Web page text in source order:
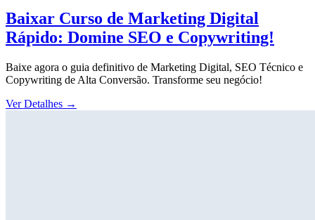
Baixar Curso de Marketing Digital
Rápido: Domine SEO e Copywriting!
Baixe agora o guia definitivo de Marketing Digital, SEO Técnico e
Copywriting de Alta Conversão. Transforme seu negócio!
Ver Detalhes →